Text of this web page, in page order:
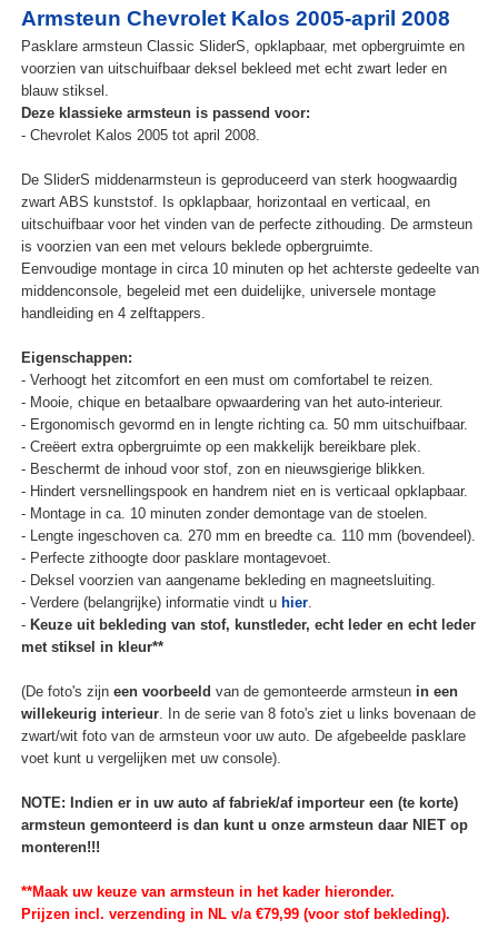
Armsteun Chevrolet Kalos 2005-april 2008
Pasklare armsteun Classic SliderS, opklapbaar, met opbergruimte en
voorzien van uitschuifbaar deksel bekleed met echt zwart leder en
blauw stiksel.
Deze klassieke armsteun is passend voor:
- Chevrolet Kalos 2005 tot april 2008.
De SliderS middenarmsteun is geproduceerd van sterk hoogwaardig
zwart ABS kunststof. Is opklapbaar, horizontaal en verticaal, en
uitschuifbaar voor het vinden van de perfecte zithouding. De armsteun
is voorzien van een met velours beklede opbergruimte.
Eenvoudige montage in circa 10 minuten op het achterste gedeelte van
middenconsole, begeleid met een duidelijke, universele montage
handleiding en 4 zelftappers.
Eigenschappen:
- Verhoogt het zitcomfort en een must om comfortabel te reizen.
- Mooie, chique en betaalbare opwaardering van het auto-interieur.
- Ergonomisch gevormd en in lengte richting ca. 50 mm uitschuifbaar.
- Creëert extra opbergruimte op een makkelijk bereikbare plek.
- Beschermt de inhoud voor stof, zon en nieuwsgierige blikken.
- Hindert versnellingspook en handrem niet en is verticaal opklapbaar.
- Montage in ca. 10 minuten zonder demontage van de stoelen.
- Lengte ingeschoven ca. 270 mm en breedte ca. 110 mm (bovendeel).
- Perfecte zithoogte door pasklare montagevoet.
- Deksel voorzien van aangename bekleding en magneetsluiting.
- Verdere (belangrijke) informatie vindt u hier.
- Keuze uit bekleding van stof, kunstleder, echt leder en echt leder
met stiksel in kleur**
(De foto's zijn een voorbeeld van de gemonteerde armsteun in een
willekeurig interieur. In de serie van 8 foto's ziet u links bovenaan de
zwart/wit foto van de armsteun voor uw auto. De afgebeelde pasklare
voet kunt u vergelijken met uw console).
NOTE: Indien er in uw auto af fabriek/af importeur een (te korte)
armsteun gemonteerd is dan kunt u onze armsteun daar NIET op
monteren!!!
**Maak uw keuze van armsteun in het kader hieronder.
Prijzen incl. verzending in NL v/a €79,99 (voor stof bekleding).